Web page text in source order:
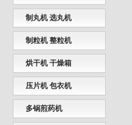
制丸机 选丸机
制粒机 整粒机
烘干机 干燥箱
压片机 包衣机
多锅煎药机